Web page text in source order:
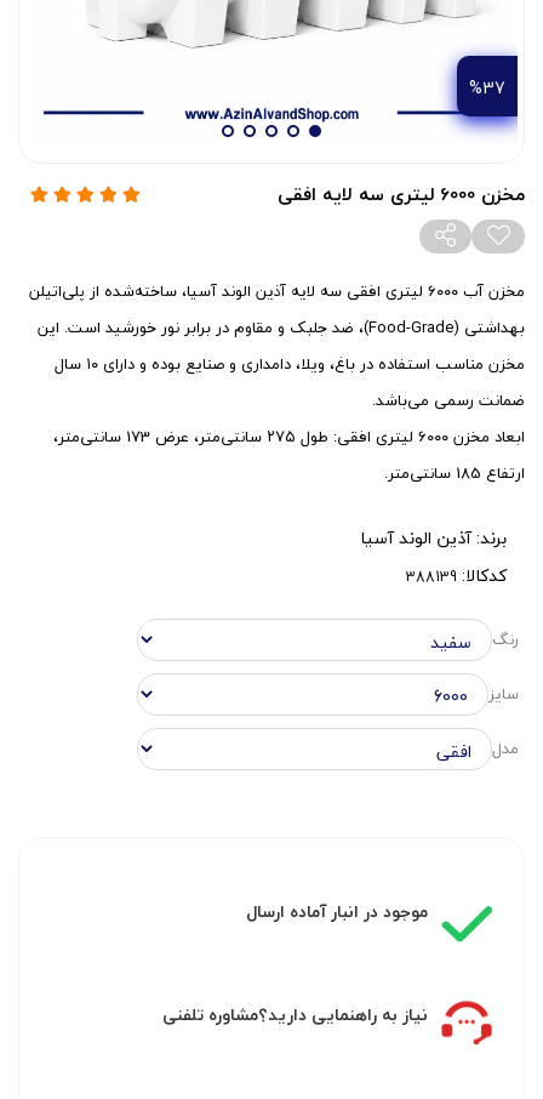
%37
مخزن 6000 لیتری سه لایه افقی
مخزن آب ۶۰۰۰ لیتری افقی سه لایه آذین الوند آسیا، ساخته‌شده از پلی‌اتیلن
بهداشتی (Food-Grade)، ضد جلبک و مقاوم در برابر نور خورشید است. این
مخزن مناسب استفاده در باغ، ویلا، دامداری و صنایع بوده و دارای ۱۰ سال
ضمانت رسمی می‌باشد.
ابعاد مخزن ۶۰۰۰ لیتری افقی: طول ۲7۵ سانتی‌متر، عرض 173 سانتی‌متر،
ارتفاع 185 سانتی‌متر.
برند:آذین الوند آسیا
کدکالا:
رنگ
سایز
مدل
موجود در انبار آماده ارسال
نیاز به راهنمایی دارید؟مشاوره تلفنی